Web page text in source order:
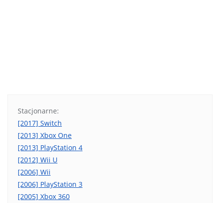
Stacjonarne:
[2017] Switch
[2013] Xbox One
[2013] PlayStation 4
[2012] Wii U
[2006] Wii
[2006] PlayStation 3
[2005] Xbox 360